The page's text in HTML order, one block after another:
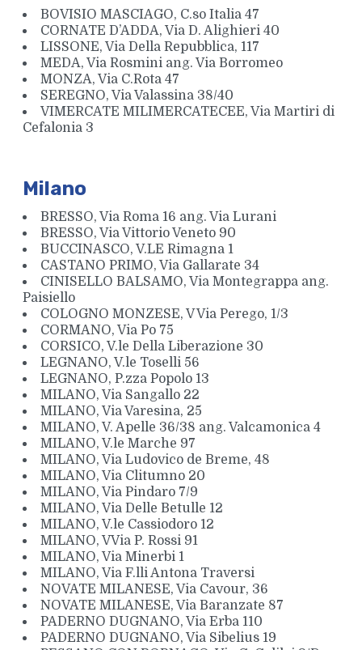
BOVISIO MASCIAGO, C.so Italia 47
CORNATE D’ADDA, Via D. Alighieri 40
LISSONE, Via Della Repubblica, 117
MEDA, Via Rosmini ang. Via Borromeo
MONZA, Via C.Rota 47
SEREGNO, Via Valassina 38/40
VIMERCATE MILIMERCATECEE, Via Martiri di
Cefalonia 3
Milano
BRESSO, Via Roma 16 ang. Via Lurani
BRESSO, Via Vittorio Veneto 90
BUCCINASCO, V.LE Rimagna 1
CASTANO PRIMO, Via Gallarate 34
CINISELLO BALSAMO, Via Montegrappa ang.
Paisiello
COLOGNO MONZESE, V Via Perego, 1/3
CORMANO, Via Po 75
CORSICO, V.le Della Liberazione 30
LEGNANO, V.le Toselli 56
LEGNANO, P.zza Popolo 13
MILANO, Via Sangallo 22
MILANO, Via Varesina, 25
MILANO, V. Apelle 36/38 ang. Valcamonica 4
MILANO, V.le Marche 97
MILANO, Via Ludovico de Breme, 48
MILANO, Via Clitumno 20
MILANO, Via Pindaro 7/9
MILANO, Via Delle Betulle 12
MILANO, V.le Cassiodoro 12
MILANO, VVia P. Rossi 91
MILANO, Via Minerbi 1
MILANO, Via F.lli Antona Traversi
NOVATE MILANESE, Via Cavour, 36
NOVATE MILANESE, Via Baranzate 87
PADERNO DUGNANO, Via Erba 110
PADERNO DUGNANO, Via Sibelius 19